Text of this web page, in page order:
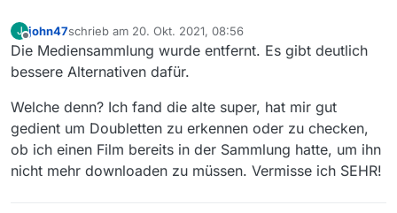
J
Offline
john47schrieb am 20. Okt. 2021, 08:56
zuletzt editiert von
Die Mediensammlung wurde entfernt. Es gibt deutlich
bessere Alternativen dafür.
Welche denn? Ich fand die alte super, hat mir gut
gedient um Doubletten zu erkennen oder zu checken,
ob ich einen Film bereits in der Sammlung hatte, um ihn
nicht mehr downloaden zu müssen. Vermisse ich SEHR!